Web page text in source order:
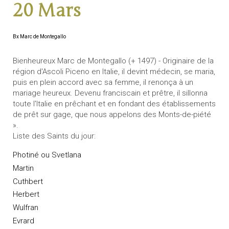
20 Mars
Bx Marc de Montegallo
Bienheureux Marc de Montegallo (+ 1497) - Originaire de la
région d'Ascoli Piceno en Italie, il devint médecin, se maria,
puis en plein accord avec sa femme, il renonça à un
mariage heureux. Devenu franciscain et prêtre, il sillonna
toute l'Italie en prêchant et en fondant des établissements
de prêt sur gage, que nous appelons des Monts-de-piété
».
Liste des Saints du jour:
Photiné ou Svetlana
Martin
Cuthbert
Herbert
Wulfran
Evrard